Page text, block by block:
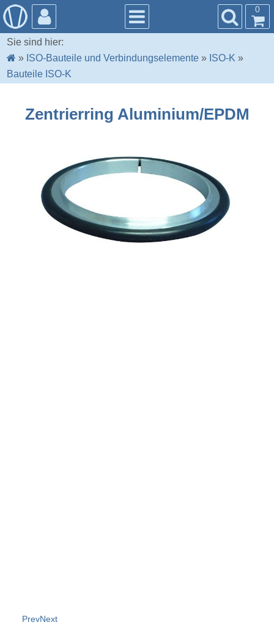
0
Sie sind hier:
» ISO-Bauteile und Verbindungselemente » ISO-K »
Bauteile ISO-K
Zentrierring Aluminium/EPDM
PrevNext